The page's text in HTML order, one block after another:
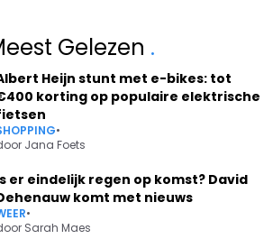
Gelezen .
Heijn stunt met e-bikes: tot
korting op populaire elektrische
•
Jana Foets
er eindelijk regen op komst? David
komt met nieuws
•
Sarah Maes